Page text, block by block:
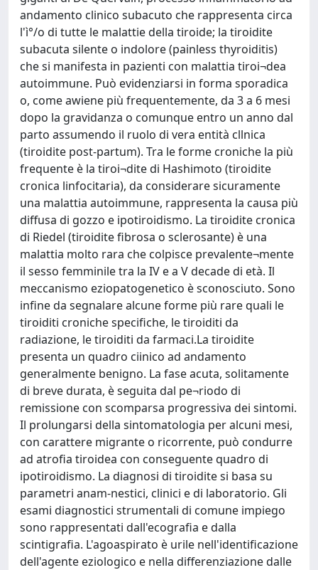
andamento clinico subacuto che rappresenta circa
l'ì°/o di tutte le malattie della tiroide; la tiroidite
subacuta silente o indolore (painless thyroiditis)
che si manifesta in pazienti con malattia tiroi¬dea
autoimmune. Può evidenziarsi in forma sporadica
o, come awiene più frequentemente, da 3 a 6 mesi
dopo la gravidanza o comunque entro un anno dal
parto assumendo il ruolo di vera entità cllnica
(tiroidite post-partum). Tra le forme croniche la più
frequente è la tiroi¬dite di Hashimoto (tiroidite
cronica linfocitaria), da considerare sicuramente
una malattia autoimmune, rappresenta la causa più
diffusa di gozzo e ipotiroidismo. La tiroidite cronica
di Riedel (tiroidite fibrosa o sclerosante) è una
malattia molto rara che colpisce prevalente¬mente
il sesso femminile tra la IV e a V decade di età. Il
meccanismo eziopatogenetico è sconosciuto. Sono
infine da segnalare alcune forme più rare quali le
tiroiditi croniche specifiche, le tiroiditi da
radiazione, le tiroiditi da farmaci.La tiroidite
presenta un quadro ciinico ad andamento
generalmente benigno. La fase acuta, solitamente
di breve durata, è seguita dal pe¬riodo di
remissione con scomparsa progressiva dei sintomi.
Il prolungarsi della sintomatologia per alcuni mesi,
con carattere migrante o ricorrente, può condurre
ad atrofia tiroidea con conseguente quadro di
ipotiroidismo. La diagnosi di tiroidite si basa su
parametri anam-nestici, clinici e di laboratorio. Gli
esami diagnostici strumentali di comune impiego
sono rappresentati dall'ecografia e dalla
scintigrafia. L'agoaspirato è urile nell'identificazione
dell'agente eziologico e nella differenziazione dalle